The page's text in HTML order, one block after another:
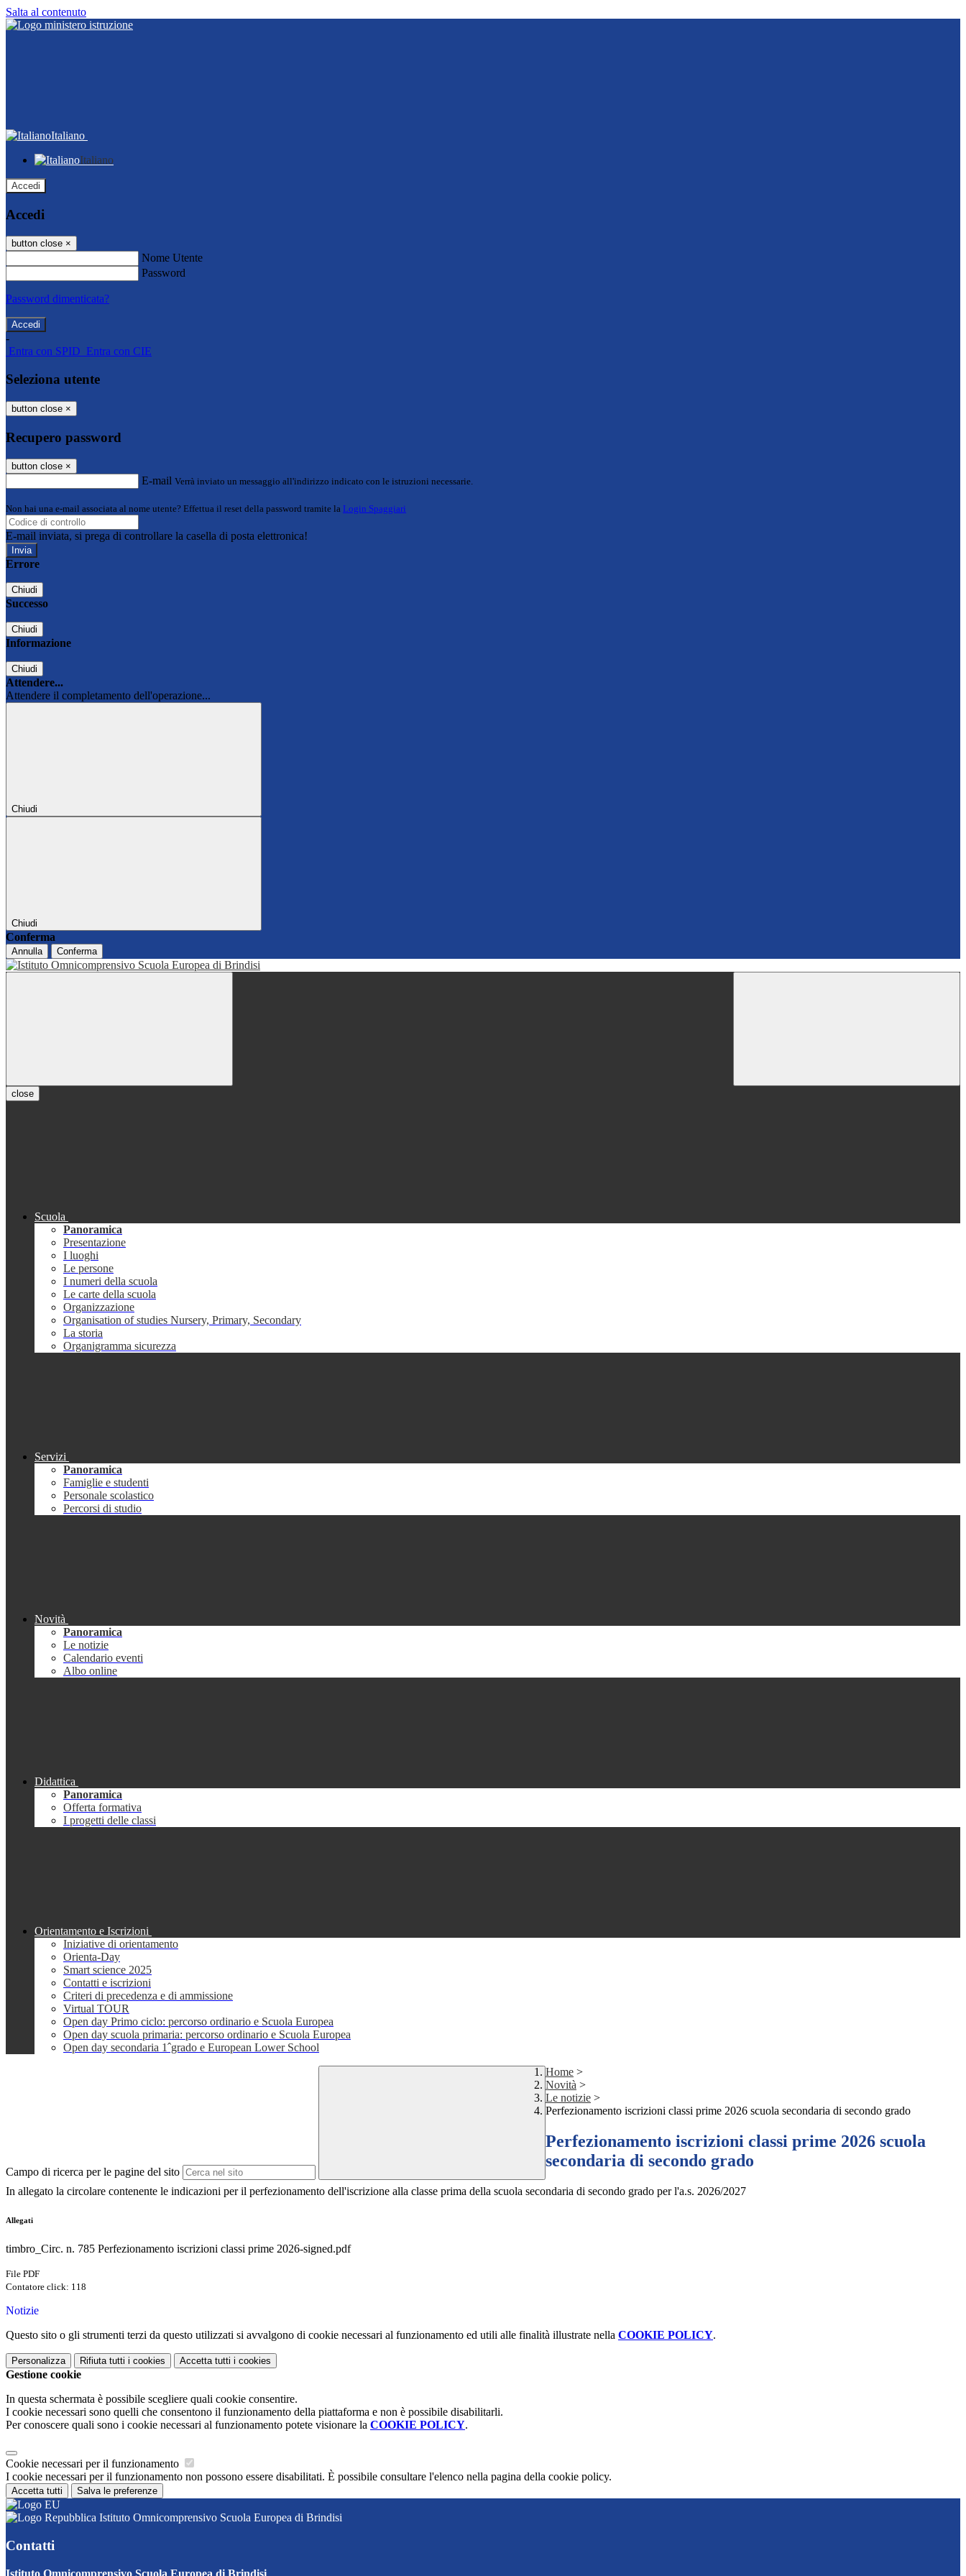
Salta al contenuto
Italiano
Italiano
Accedi
Accedi
button close ×
Nome Utente
Password
Password dimenticata?
-
Entra con SPID Entra con CIE
Seleziona utente
button close ×
Recupero password
button close ×
E-mail Verrà inviato un messaggio all'indirizzo indicato con le istruzioni necessarie.
Non hai una e-mail associata al nome utente? Effettua il reset della password tramite la Login Spaggiari
E-mail inviata, si prega di controllare la casella di posta elettronica!
Errore
Chiudi
Successo
Chiudi
Informazione
Chiudi
Attendere...
Attendere il completamento dell'operazione...
Chiudi
Chiudi
Conferma
Annulla Conferma
close
Scuola
Panoramica
Presentazione
I luoghi
Le persone
I numeri della scuola
Le carte della scuola
Organizzazione
Organisation of studies Nursery, Primary, Secondary
La storia
Organigramma sicurezza
Servizi
Panoramica
Famiglie e studenti
Personale scolastico
Percorsi di studio
Novità
Panoramica
Le notizie
Calendario eventi
Albo online
Didattica
Panoramica
Offerta formativa
I progetti delle classi
Orientamento e Iscrizioni
Iniziative di orientamento
Orienta-Day
Smart science 2025
Contatti e iscrizioni
Criteri di precedenza e di ammissione
Virtual TOUR
Open day Primo ciclo: percorso ordinario e Scuola Europea
Open day scuola primaria: percorso ordinario e Scuola Europea
Open day secondaria 1ˆgrado e European Lower School
Campo di ricerca per le pagine del sito
Home >
Novità >
Le notizie >
Perfezionamento iscrizioni classi prime 2026 scuola secondaria di secondo grado
Perfezionamento iscrizioni classi prime 2026 scuola
secondaria di secondo grado
In allegato la circolare contenente le indicazioni per il perfezionamento dell'iscrizione alla classe prima della scuola secondaria di secondo grado per l'a.s. 2026/2027
Allegati
timbro_Circ. n. 785 Perfezionamento iscrizioni classi prime 2026-signed.pdf
File PDF
Contatore click: 118
Notizie
Questo sito o gli strumenti terzi da questo utilizzati si avvalgono di cookie necessari al funzionamento ed utili alle finalità illustrate nella COOKIE POLICY.
Personalizza Rifiuta tutti i cookies Accetta tutti i cookies
Gestione cookie
In questa schermata è possibile scegliere quali cookie consentire.
I cookie necessari sono quelli che consentono il funzionamento della piattaforma e non è possibile disabilitarli.
Per conoscere quali sono i cookie necessari al funzionamento potete visionare la COOKIE POLICY.
Cookie necessari per il funzionamento
I cookie necessari per il funzionamento non possono essere disabilitati. È possibile consultare l'elenco nella pagina della cookie policy.
Accetta tutti Salva le preferenze
Istituto Omnicomprensivo Scuola Europea di Brindisi
Contatti
Istituto Omnicomprensivo Scuola Europea di Brindisi